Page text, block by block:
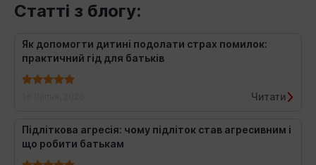
Статті з блогу:
Як допомогти дитині подолати страх помилок:
практичний гід для батьків
Читати
Підліткова агресія: чому підліток став агресивним і
що робити батькам